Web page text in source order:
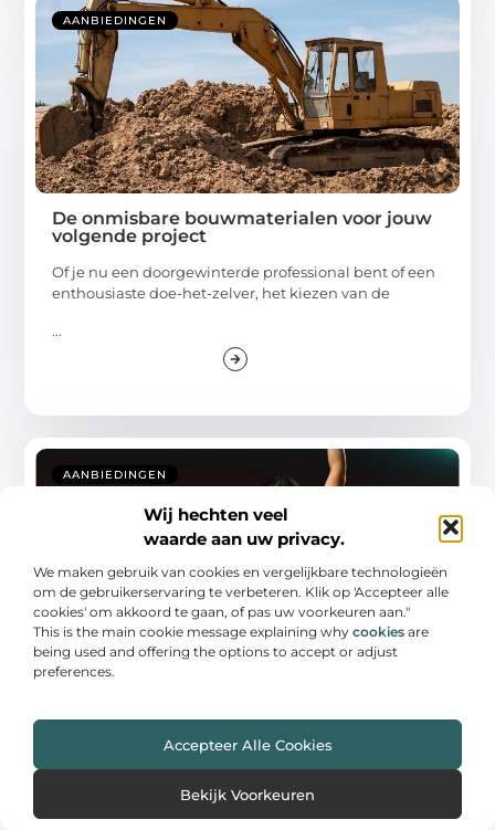
Wij hechten veel
waarde aan uw privacy.
We maken gebruik van cookies en vergelijkbare technologieën
om de gebruikerservaring te verbeteren. Klik op 'Accepteer alle
cookies' om akkoord te gaan, of pas uw voorkeuren aan."
This is the main cookie message explaining why cookies are
being used and offering the options to accept or adjust
preferences.
Accepteer Alle Cookies
Bekijk Voorkeuren
AANBIEDINGEN
De onmisbare bouwmaterialen voor jouw
volgende project
Of je nu een doorgewinterde professional bent of een
enthousiaste doe-het-zelver, het kiezen van de
...
AANBIEDINGEN
Ontdek Reformer Pilates in Nijmegen:
om fit te blijven? Dan is